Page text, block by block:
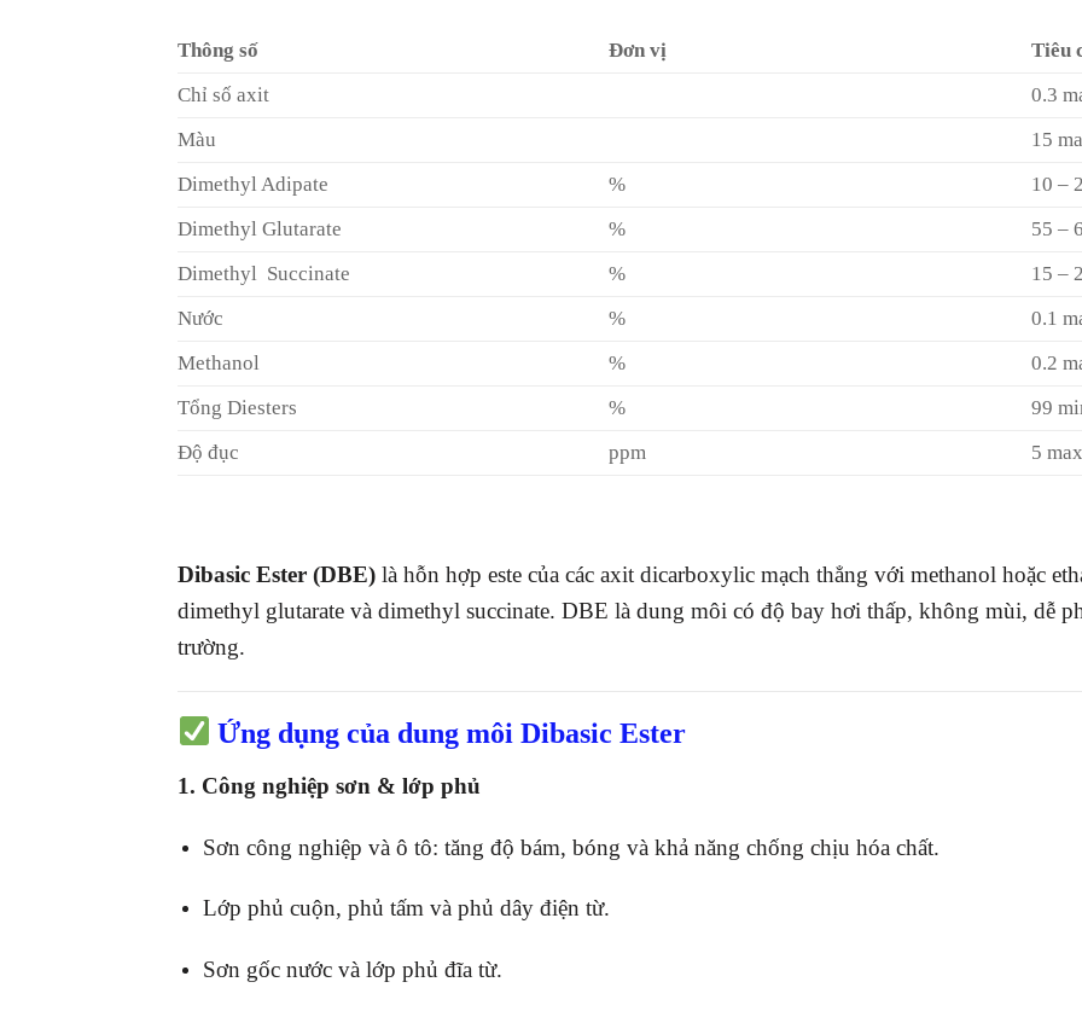
Thông số Đơn vị
Tiêu
Chỉ số axit
0.3
Màu
15
Dimethyl Adipate
%
10 –
Dimethyl Glutarate
%
55 –
Dimethyl Succinate
%
15 –
Nước
%
0.1
Methanol
%
0.2
Tổng Diesters
%
99
Độ đục
ppm 5 max
Dibasic Ester (DBE) là hỗn hợp este của các axit dicarboxylic mạch thẳng với methanol hoặc
dimethyl glutarate và dimethyl succinate. DBE là dung môi có độ bay hơi thấp, không mùi, dễ
trường.
Ứng dụng của dung môi Dibasic Ester
1. Công nghiệp sơn & lớp phủ
Sơn công nghiệp và ô tô: tăng độ bám, bóng và khả năng chống chịu hóa chất.
Lớp phủ cuộn, phủ tấm và phủ dây điện từ.
Sơn gốc nước và lớp phủ đĩa từ.